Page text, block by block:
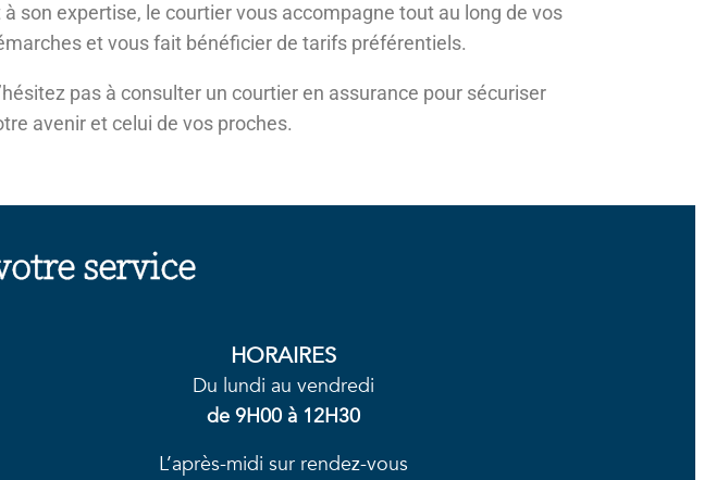
à son expertise, le courtier vous accompagne tout au long de vos
et vous fait bénéficier de tarifs préférentiels.
pas à consulter un courtier en assurance pour sécuriser
avenir et celui de vos proches.
service
HORAIRES
Du lundi au vendredi
de 9H00 à 12H30
L’après-midi sur rendez-vous